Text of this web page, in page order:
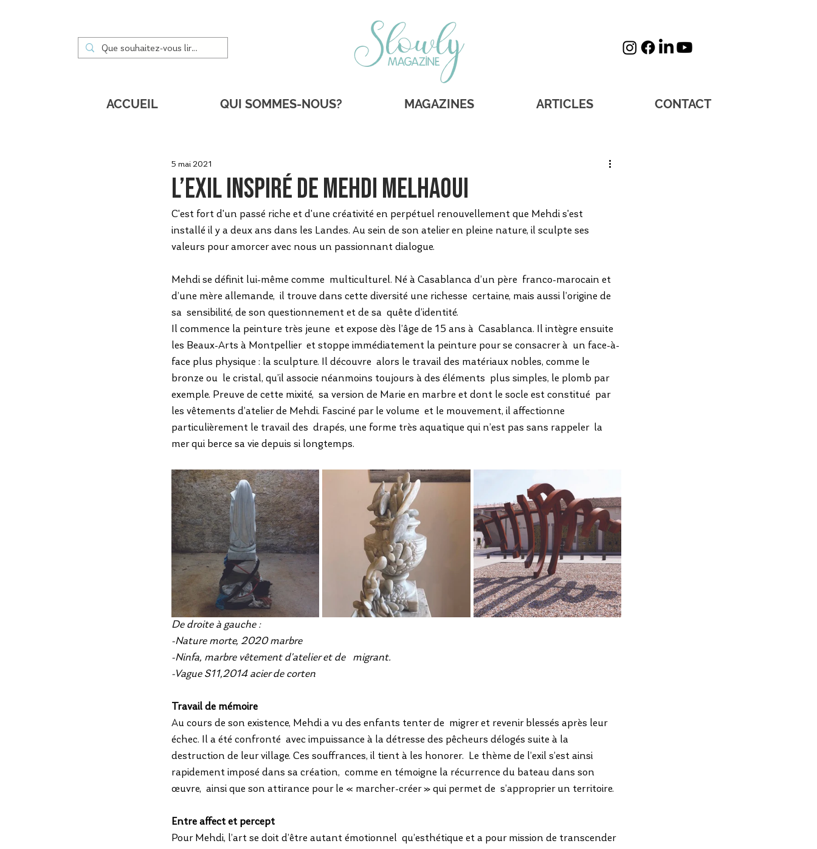
ACCUEIL QUI SOMMES-NOUS? MAGAZINES ARTICLES CONTACT
L’exil inspiré de Mehdi Melhaoui
5 mai 2021
C'est fort d'un passé riche et d'une créativité en perpétuel renouvellement que Mehdi s'est
installé il y a deux ans dans les Landes. Au sein de son atelier en pleine nature, il sculpte ses
valeurs pour amorcer avec nous un passionnant dialogue.
Mehdi se définit lui-même comme  multiculturel. Né à Casablanca d’un père  franco-marocain et
d’une mère allemande,  il trouve dans cette diversité une richesse  certaine, mais aussi l’origine de
sa  sensibilité, de son questionnement et de sa  quête d’identité.
Il commence la peinture très jeune  et expose dès l’âge de 15 ans à  Casablanca. Il intègre ensuite
les Beaux-Arts à Montpellier  et stoppe immédiatement la peinture pour se consacrer à  un face-à-
face plus physique : la sculpture. Il découvre  alors le travail des matériaux nobles, comme le
bronze ou  le cristal, qu’il associe néanmoins toujours à des éléments  plus simples, le plomb par
exemple. Preuve de cette mixité,  sa version de Marie en marbre et dont le socle est constitué  par
les vêtements d’atelier de Mehdi. Fasciné par le volume  et le mouvement, il affectionne
particulièrement le travail des  drapés, une forme très aquatique qui n’est pas sans rappeler  la
mer qui berce sa vie depuis si longtemps.
De droite à gauche :
-Nature morte, 2020 marbre
-Ninfa, marbre vêtement d'atelier et de   migrant.
-Vague S11,2014 acier de corten
Travail de mémoire
Au cours de son existence, Mehdi a vu des enfants tenter de  migrer et revenir blessés après leur
échec. Il a été confronté  avec impuissance à la détresse des pêcheurs délogés suite à la
destruction de leur village. Ces souffrances, il tient à les honorer.  Le thème de l’exil s’est ainsi
rapidement imposé dans sa création,  comme en témoigne la récurrence du bateau dans son
œuvre,  ainsi que son attirance pour le « marcher-créer » qui permet de  s’approprier un territoire.
Entre affect et percept
Pour Mehdi, l’art se doit d’être autant émotionnel  qu’esthétique et a pour mission de transcender